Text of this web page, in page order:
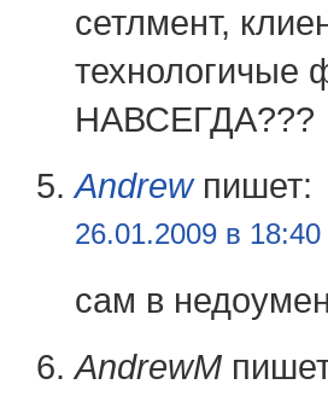
сетлмент,
НАВСЕГДА???
Andrewпишет:
26.01.2009 в 18:40
сам в
AndrewM